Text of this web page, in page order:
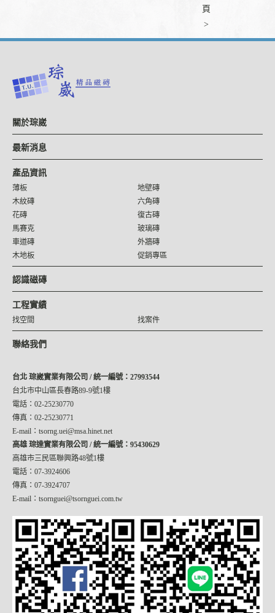
頁
>
關於琮崴
最新消息
產品資訊
薄板
地壁磚
木紋磚
六角磚
花磚
復古磚
馬賽克
玻璃磚
車道磚
外牆磚
木地板
促銷專區
認識磁磚
工程實績
找空間 找案件
聯絡我們
台北 琮崴實業有限公司 / 統一編號：27993544
台北市中山區長春路89-9號1樓
電話：02-25230770
傳真：02-25230771
E-mail：tsorng.uei@msa.hinet.net
高雄 琮達實業有限公司 / 統一編號：95430629
高雄市三民區聯興路48號1樓
電話：07-3924606
傳真：07-3924707
E-mail：tsornguei@tsornguei.com.tw